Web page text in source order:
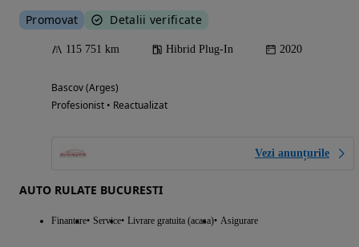
Promovat Detalii verificate
115 751 km Hibrid Plug-In 2020
Bascov (Arges)
Profesionist • Reactualizat
Vezi anunțurile
AUTO RULATE BUCURESTI
Finantare Service Livrare gratuita (acasa) Asigurare